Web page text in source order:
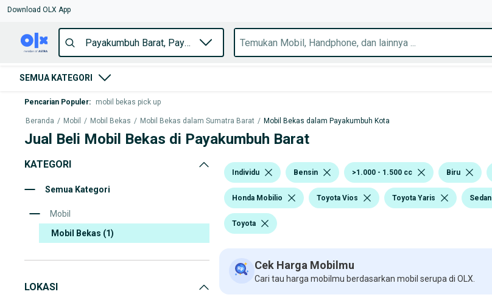
Download OLX App
SEMUA KATEGORI
Pencarian Populer: mobil bekas pick up
Beranda / Mobil / Mobil Bekas / Mobil Bekas dalam Sumatra Barat / Mobil Bekas dalam Payakumbuh Kota
Jual Beli Mobil Bekas di Payakumbuh Barat
KATEGORI
Semua Kategori
Mobil
Mobil Bekas (1)
LOKASI
Individu Bensin >1.000 - 1.500 cc Biru
Honda Mobilio Toyota Vios Toyota Yaris Sedan
Toyota
Cek Harga Mobilmu
Cari tau harga mobilmu berdasarkan mobil serupa di OLX.